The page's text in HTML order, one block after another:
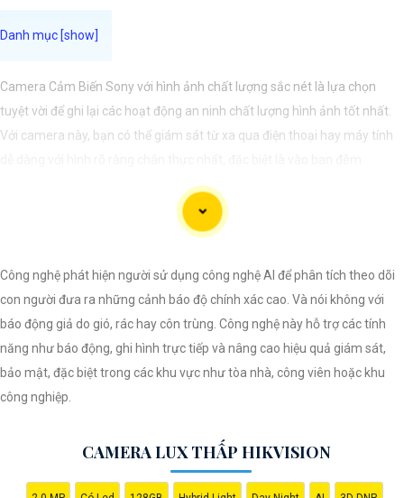
Camera Cảm Biến Sony với hình ảnh chất lượng sắc nét là lựa chọn
tuyệt vời để ghi lại các hoạt động an ninh chất lượng hình ảnh tốt nhất.
Với camera này, bạn có thể giám sát từ xa qua điện thoại hay máy tính
Công nghệ phát hiện người sử dụng công nghệ AI để phân tích theo dõi
con người đưa ra những cảnh báo độ chính xác cao. Và nói không với
báo động giả do gió, rác hay côn trùng. Công nghệ này hỗ trợ các tính
năng như báo động, ghi hình trực tiếp và nâng cao hiệu quả giám sát,
bảo mật, đặc biệt trong các khu vực như tòa nhà, công viên hoặc khu
công nghiệp.
CAMERA LUX THẤP HIKVISION